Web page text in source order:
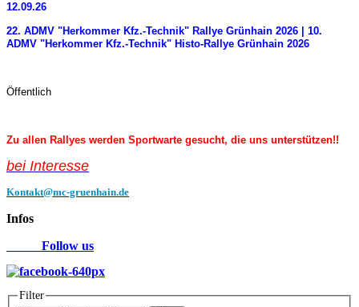
12.09.26
22. ADMV "Herkommer Kfz.-Technik" Rallye Grünhain 2026 | 10.
ADMV "Herkommer Kfz.-Technik" Histo-Rallye Grünhain 2026
Öffentlich
Zu allen Rallyes werden Sportwarte gesucht, die uns unterstützen!!
bei Interesse
Kontakt@mc-gruenhain.de
Infos
Follow us
Filter